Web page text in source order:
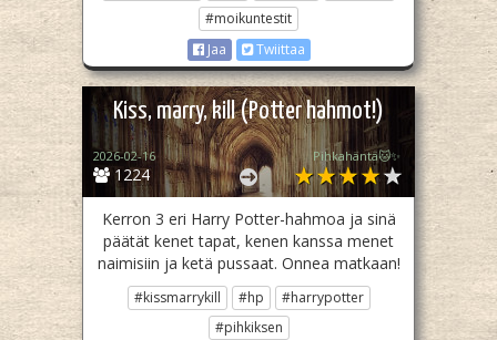
#moikuntestit
Jaa
Twiittaa
Kiss, marry, kill (Potter hahmot!)
1224
2026-02-16 Pihkahäntä🐱✨
Kerron 3 eri Harry Potter-hahmoa ja sinä
päätät kenet tapat, kenen kanssa menet
naimisiin ja ketä pussaat. Onnea matkaan!
#kissmarrykill #hp
#harrypotter
#pihkiksen